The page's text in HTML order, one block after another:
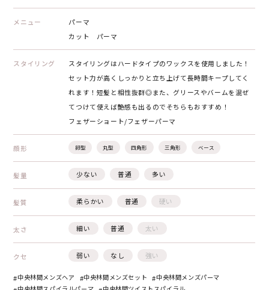
メニュー
パーマ
カット パーマ
スタイリング
スタイリングはハードタイプのワックスを使用しました！
セット力が高くしっかりと立ち上げて長時間キープしてく
れます！短髪と相性抜群◎また、グリースやバームを混ぜ
てつけて使えば艶感も出るのでそちらもおすすめ！
フェザーショート/フェザーパーマ
顔形 卵型 丸型 四角形 三角形 ベース
髪量 少ない 普通 多い
髪質 柔らかい 普通 硬い
太さ 細い 普通 太い
クセ 弱い なし 強い
中央林間メンズヘア 中央林間メンズセット
中央林間メンズパーマ